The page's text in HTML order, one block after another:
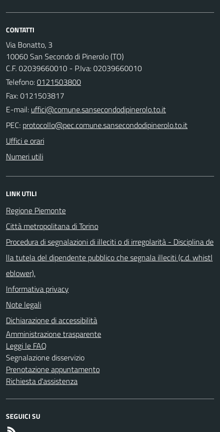
CONTATTI
Via Bonatto, 3
10060 San Secondo di Pinerolo (TO)
C.F. 02039660010 - P.Iva: 02039660010
Telefono:0121503800
Fax: 0121503817
E-mail:
PEC:
Uffici e orari
Numeri utili
LINK UTILI
Regione Piemonte
Città metropolitana di Torino
Procedura di segnalazioni di illeciti o di irregolarità - Disciplina de
lla tutela del dipendente pubblico che segnala illeciti (c.d. whistl
eblower).
Informativa privacy
Note legali
Dichiarazione di accessibilità
Amministrazione trasparente
Leggi le FAQ
Segnalazione disservizio
Prenotazione appuntamento
Richiesta d'assistenza
SEGUICI SU